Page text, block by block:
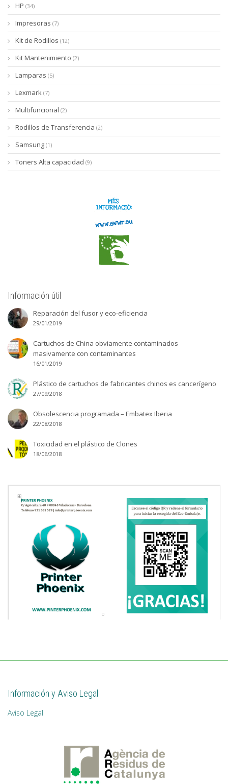
HP (34)
Impresoras (7)
Kit de Rodillos (12)
Kit Mantenimiento (2)
Lamparas (5)
Lexmark (7)
Multifuncional (2)
Rodillos de Transferencia (2)
Samsung (1)
Toners Alta capacidad (9)
Información útil
Reparación del fusor y eco-eficiencia
29/01/2019
Cartuchos de China obviamente contaminados
masivamente con contaminantes
16/01/2019
Plástico de cartuchos de fabricantes chinos es cancerígeno
27/09/2018
Obsolescencia programada – Embatex Iberia
22/08/2018
Toxicidad en el plástico de Clones
18/06/2018
Información y Aviso Legal
Aviso Legal